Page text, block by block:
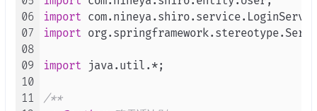
47
48
49
50
51
52
    }
public void setPassword
password
this .password
    }
06
07
08
09
10
11
import
import
import java.util.*;
/**